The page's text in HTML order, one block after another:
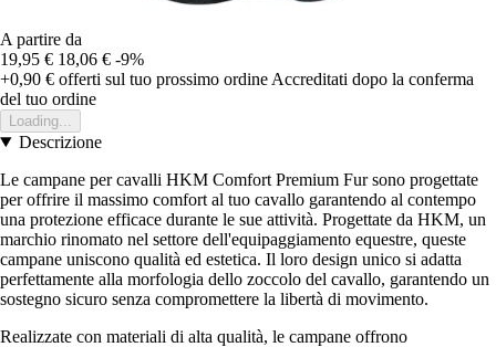
A partire da
19,95 € 18,06 € -9%
+0,90 € offerti sul tuo prossimo ordine Accreditati dopo la conferma
del tuo ordine
Loading...
Descrizione
Le campane per cavalli HKM Comfort Premium Fur sono progettate
per offrire il massimo comfort al tuo cavallo garantendo al contempo
una protezione efficace durante le sue attività. Progettate da HKM, un
marchio rinomato nel settore dell'equipaggiamento equestre, queste
campane uniscono qualità ed estetica. Il loro design unico si adatta
perfettamente alla morfologia dello zoccolo del cavallo, garantendo un
sostegno sicuro senza compromettere la libertà di movimento.
Realizzate con materiali di alta qualità, le campane offrono